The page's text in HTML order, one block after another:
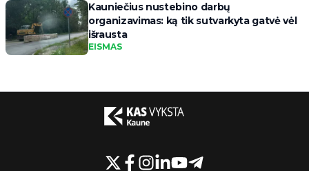
Kauniečius nustebino darbų
organizavimas: ką tik sutvarkyta gatvė vėl
išrausta
EISMAS